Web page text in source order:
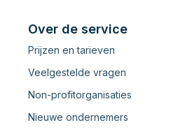
Over de service
Prijzen en tarieven
Veelgestelde vragen
Non-profitorganisaties
Nieuwe ondernemers